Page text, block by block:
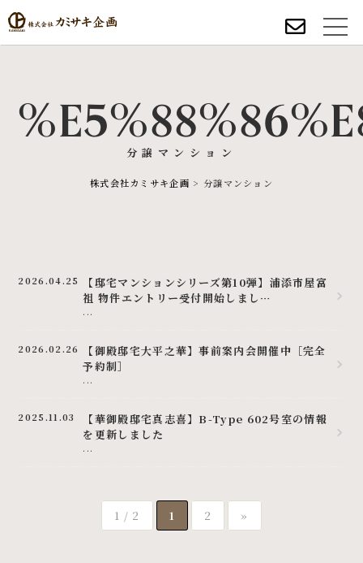
分譲マンション
株式会社カミサキ企画 > 分譲マンション
2026.04.25
【邸宅マンションシリーズ第10弾】浦添市屋富
祖 物件エントリー受付開始しまし…
...
2026.02.26
【御殿邸宅大平之華】事前案内会開催中［完全
予約制］
...
2025.11.03
【華御殿邸宅真志喜】B-Type 602号室の情報
を更新しました
...
1 / 2 1 2 »